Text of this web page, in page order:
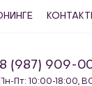
8 (987) 909-
Пн-Пт: 10:00-18:00,